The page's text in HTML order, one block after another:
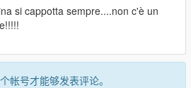
si cappotta sempre....non c'è un
帐号才能够发表评论。